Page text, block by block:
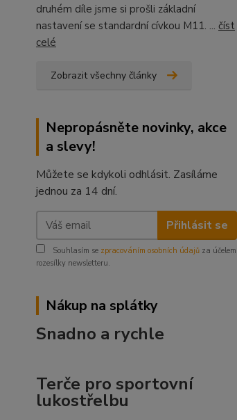
druhém díle jsme si prošli základní
nastavení se standardní cívkou M11. ... číst
celé
Zobrazit všechny články
Nepropásněte novinky, akce
a slevy!
Můžete se kdykoli odhlásit. Zasíláme
jednou za 14 dní.
Přihlásit se
Souhlasím se zpracováním osobních údajů za účelem
rozesílky newsletteru.
Nákup na splátky
Snadno a rychle
Terče pro sportovní
lukostřelbu